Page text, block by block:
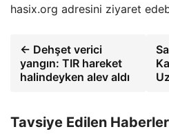
hasix.org adresini ziyaret
← Dehşet verici
yangın: TIR hareket
halindeyken alev aldı
Tavsiye Edilen Haberler